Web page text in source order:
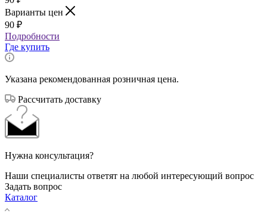
Варианты цен
90 ₽
Подробности
Где купить
Указана рекомендованная розничная цена.
Рассчитать доставку
Нужна консультация?
Наши специалисты ответят на любой интересующий вопрос
Задать вопрос
Каталог